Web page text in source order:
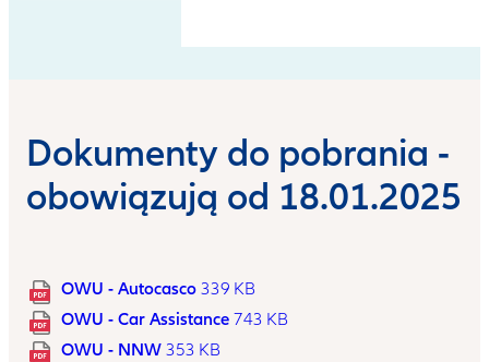
Dokumenty do pobrania -
obowiązują od 18.01.2025
OWU - Autocasco 339 KB
OWU - Car Assistance 743 KB
OWU - NNW 353 KB